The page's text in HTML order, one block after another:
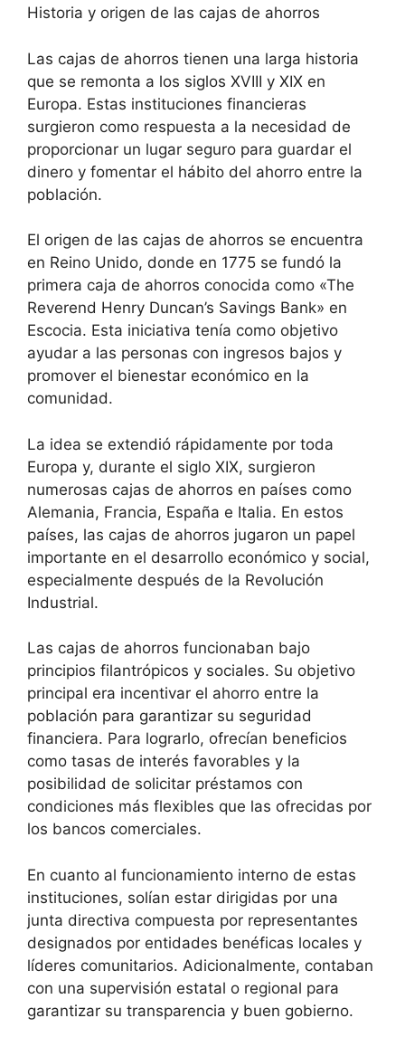
Historia y origen de las cajas de ahorros
Las cajas de ahorros tienen una larga historia
que se remonta a los siglos XVIII y XIX en
Europa. Estas instituciones financieras
surgieron como respuesta a la necesidad de
proporcionar un lugar seguro para guardar el
dinero y fomentar el hábito del ahorro entre la
población.
El origen de las cajas de ahorros se encuentra
en Reino Unido, donde en 1775 se fundó la
primera caja de ahorros conocida como «The
Reverend Henry Duncan’s Savings Bank» en
Escocia. Esta iniciativa tenía como objetivo
ayudar a las personas con ingresos bajos y
promover el bienestar económico en la
comunidad.
La idea se extendió rápidamente por toda
Europa y, durante el siglo XIX, surgieron
numerosas cajas de ahorros en países como
Alemania, Francia, España e Italia. En estos
países, las cajas de ahorros jugaron un papel
importante en el desarrollo económico y social,
especialmente después de la Revolución
Industrial.
Las cajas de ahorros funcionaban bajo
principios filantrópicos y sociales. Su objetivo
principal era incentivar el ahorro entre la
población para garantizar su seguridad
financiera. Para lograrlo, ofrecían beneficios
como tasas de interés favorables y la
posibilidad de solicitar préstamos con
condiciones más flexibles que las ofrecidas por
los bancos comerciales.
En cuanto al funcionamiento interno de estas
instituciones, solían estar dirigidas por una
junta directiva compuesta por representantes
designados por entidades benéficas locales y
líderes comunitarios. Adicionalmente, contaban
con una supervisión estatal o regional para
garantizar su transparencia y buen gobierno.